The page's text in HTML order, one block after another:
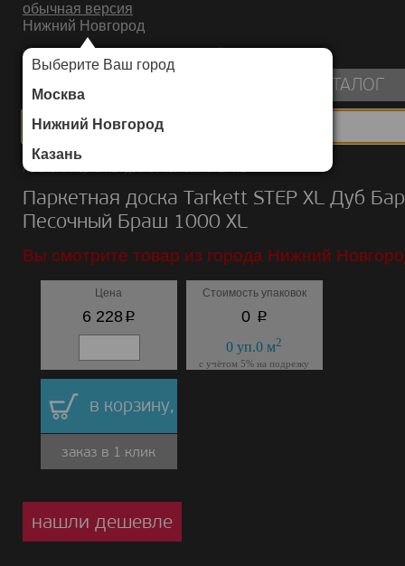
обычная версия
Нижний Новгород
Выберите Ваш город
Москва
Нижний Новгород
Казань
ИНТЕРНЕТ-МАГАЗИН НАПОЛЬНЫХ ПОКРЫТИЙ
КАТАЛОГ
Каталог/Паркетная доска/Tarkett/STEP XL
Паркетная доска Tarkett STEP XL Дуб
Песочный Браш 1000 ХL
Вы смотрите товар из города Нижний
Цена
6 228p
Стоимость упаковок
0 p
0 уп.0 м2
с учётом 5% на подрезку
в корзину,
заказ в 1 клик
нашли дешевле